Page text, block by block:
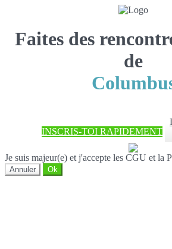
Faites des
de
INSCRIS-TOI RAPIDEMENT
Je suis majeur(e) et j'accepte les CGU et la
Annuler Ok